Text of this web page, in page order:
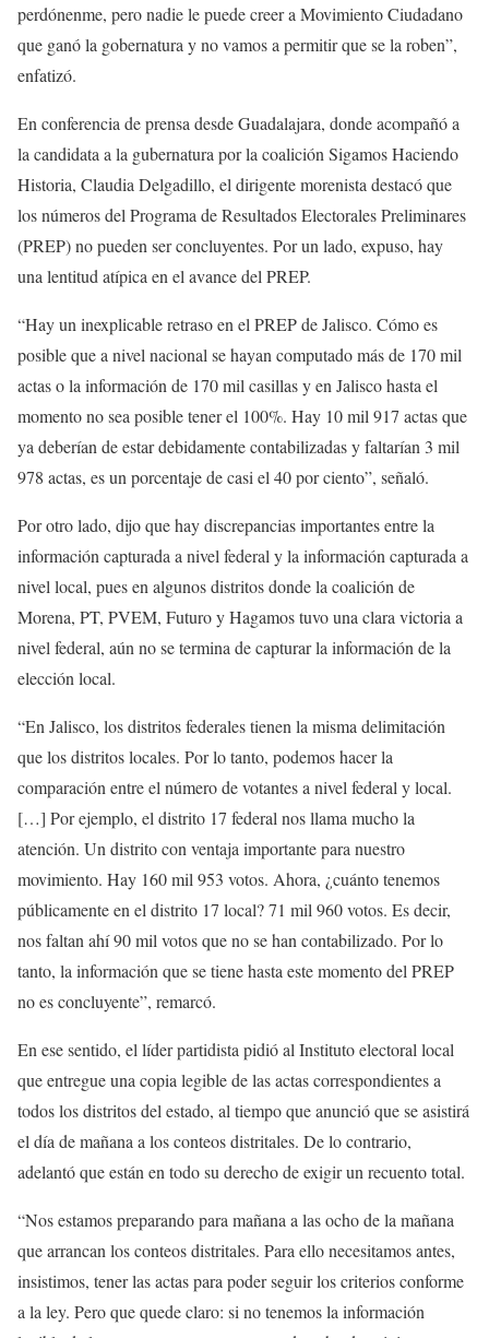
perdónenme, pero nadie le puede creer a Movimiento Ciudadano
que ganó la gobernatura y no vamos a permitir que se la roben”,
enfatizó.
En conferencia de prensa desde Guadalajara, donde acompañó a
la candidata a la gubernatura por la coalición Sigamos Haciendo
Historia, Claudia Delgadillo, el dirigente morenista destacó que
los números del Programa de Resultados Electorales Preliminares
(PREP) no pueden ser concluyentes. Por un lado, expuso, hay
una lentitud atípica en el avance del PREP.
“Hay un inexplicable retraso en el PREP de Jalisco. Cómo es
posible que a nivel nacional se hayan computado más de 170 mil
actas o la información de 170 mil casillas y en Jalisco hasta el
momento no sea posible tener el 100%. Hay 10 mil 917 actas que
ya deberían de estar debidamente contabilizadas y faltarían 3 mil
978 actas, es un porcentaje de casi el 40 por ciento”, señaló.
Por otro lado, dijo que hay discrepancias importantes entre la
información capturada a nivel federal y la información capturada a
nivel local, pues en algunos distritos donde la coalición de
Morena, PT, PVEM, Futuro y Hagamos tuvo una clara victoria a
nivel federal, aún no se termina de capturar la información de la
elección local.
“En Jalisco, los distritos federales tienen la misma delimitación
que los distritos locales. Por lo tanto, podemos hacer la
comparación entre el número de votantes a nivel federal y local.
[…] Por ejemplo, el distrito 17 federal nos llama mucho la
atención. Un distrito con ventaja importante para nuestro
movimiento. Hay 160 mil 953 votos. Ahora, ¿cuánto tenemos
públicamente en el distrito 17 local? 71 mil 960 votos. Es decir,
nos faltan ahí 90 mil votos que no se han contabilizado. Por lo
tanto, la información que se tiene hasta este momento del PREP
no es concluyente”, remarcó.
En ese sentido, el líder partidista pidió al Instituto electoral local
que entregue una copia legible de las actas correspondientes a
todos los distritos del estado, al tiempo que anunció que se asistirá
el día de mañana a los conteos distritales. De lo contrario,
adelantó que están en todo su derecho de exigir un recuento total.
“Nos estamos preparando para mañana a las ocho de la mañana
que arrancan los conteos distritales. Para ello necesitamos antes,
insistimos, tener las actas para poder seguir los criterios conforme
a la ley. Pero que quede claro: si no tenemos la información